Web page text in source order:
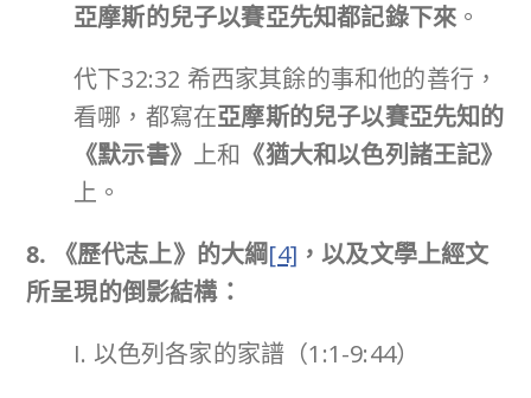
亞摩斯的兒子以賽亞先知都記錄下來 。
代下32:32 希西家其餘的事和他的善行，
看哪，都寫在亞摩斯的兒子以賽亞先知的
《默示書》 上和 《猶大和以色列諸王記》
上。
8. 《歷代志上》的大綱[4] ，以及文學上經文
所呈現的倒影結構：
I. 以色列各家的家譜（1:1-9:44）